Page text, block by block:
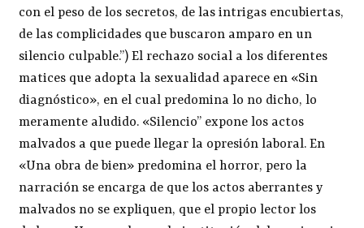
con el peso de los secretos, de las intrigas encubiertas,
de las complicidades que buscaron amparo en un
silencio culpable.”) El rechazo social a los diferentes
matices que adopta la sexualidad aparece en «Sin
diagnóstico», en el cual predomina lo no dicho, lo
meramente aludido. «Silencio” expone los actos
malvados a que puede llegar la opresión laboral. En
«Una obra de bien» predomina el horror, pero la
narración se encarga de que los actos aberrantes y
malvados no se expliquen, que el propio lector los